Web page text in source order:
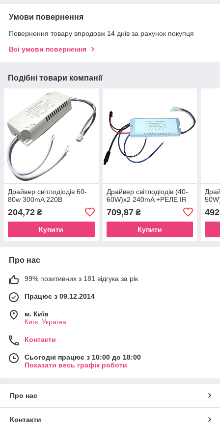
Умови повернення
Повернення товару впродовж 14 днів за рахунок покупця
Всі умови повернення
Подібні товари компанії
Драйвер світлодіодів 60-
80w 300mA 220В
204,72 ₴
Купити
Драйвер світлодіодів (40-
60W)x2 240mA +РЕЛЕ IR
709,87₴
Купити
Про нас
99% позитивних з 181 відгука за рік
Працює з 09.12.2014
м. Київ
Київ, Україна
Контакти
Сьогодні працює з 10:00 до 18:00
Показати весь графік роботи
Про нас
Контакти